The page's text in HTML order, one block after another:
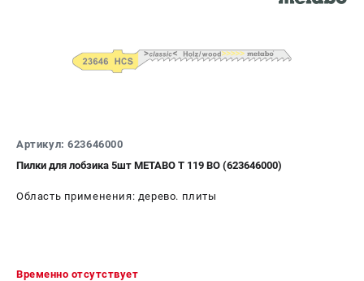
Артикул: 623646000
Пилки для лобзика 5шт METABO T 119 BO (623646000)
Область применения: дерево. плиты
Временно отсутствует